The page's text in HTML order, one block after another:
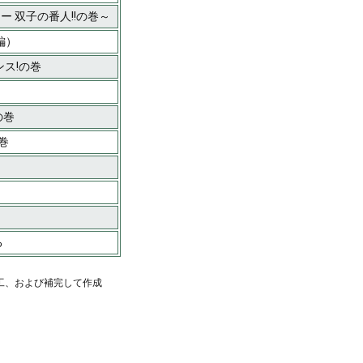
双子の番人!!の巻～
ス!の巻
巻
、および補完して作成